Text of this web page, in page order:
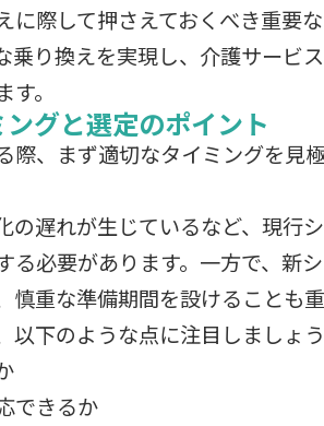
際して押さえておくべき重要
乗り換えを実現し、介護サービ
。
グと選定のポイント
際、まず適切なタイミングを見
遅れが生じているなど、現行
必要があります。一方で、新
重な準備期間を設けることも重
下のような点に注目しましょう
できるか